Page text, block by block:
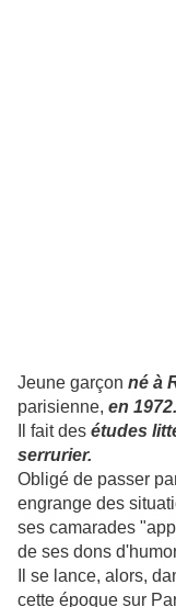
Jeune garçon né à
parisienne, en 1972.
Il fait des études
serrurier.
Obligé de passer
engrange des
ses camarades
de ses dons
Il se lance, alors,
cette époque sur